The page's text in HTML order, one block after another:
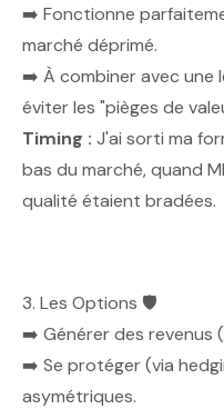
➡️ Fonctionne
marché déprimé.
➡️ À combiner avec une
éviter les "pièges de
Timing : J'ai sorti ma
bas du marché, quand
qualité étaient bradées.
3. Les Options 🛡️
➡️ Générer des revenus
➡️ Se protéger (via
asymétriques.